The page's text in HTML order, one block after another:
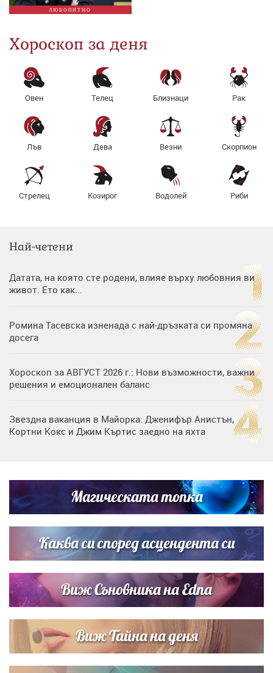
ЛЮБОПИТНО
Хороскоп за деня
Овен Телец Близнаци Рак
Лъв Дева Везни Скорпион
Стрелец Козирог Водолей Риби
Най-четени
Датата, на която сте родени, влияе върху любовния ви
живот. Ето как...
Ромина Тасевска изненада с най-дръзката си промяна
досега
Хороскоп за АВГУСТ 2026 г.: Нови възможности, важни
решения и емоционален баланс
Звездна ваканция в Майорка: Дженифър Анистън,
Кортни Кокс и Джим Къртис заедно на яхта
Братя Аргирови я изненадаха с песен
Списъкът е ясен: Джей Ло и Риана във ВИП гостите на
сватбата на Роналдо
Магическата топка
Каква си според асцендента си
Виж Съновника на Edna
Виж Тайна на деня